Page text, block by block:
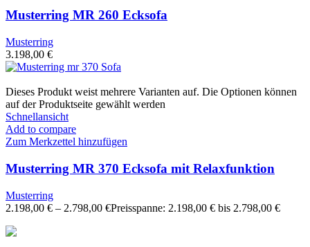
Musterring MR 260 Ecksofa
Musterring
3.198,00 €
Dieses Produkt weist mehrere Varianten auf. Die Optionen können
auf der Produktseite gewählt werden
Schnellansicht
Add to compare
Zum Merkzettel hinzufügen
Musterring MR 370 Ecksofa mit Relaxfunktion
Musterring
2.198,00 € – 2.798,00 €Preisspanne: 2.198,00 € bis 2.798,00 €